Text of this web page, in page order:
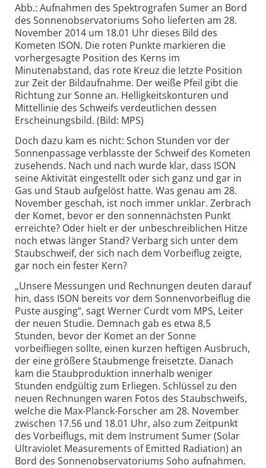
Abb.: Aufnahmen des Spektrografen Sumer an Bord
des Sonnenobservatoriums Soho lieferten am 28.
November 2014 um 18.01 Uhr dieses Bild des
Kometen ISON. Die roten Punkte markieren die
vorhergesagte Position des Kerns im
Minutenabstand, das rote Kreuz die letzte Position
zur Zeit der Bildaufnahme. Der weiße Pfeil gibt die
Richtung zur Sonne an. Helligkeitskonturen und
Mittellinie des Schweifs verdeutlichen dessen
Erscheinungsbild. (Bild: MPS)
Doch dazu kam es nicht: Schon Stunden vor der
Sonnenpassage verblasste der Schweif des Kometen
zusehends. Nach und nach wurde klar, dass ISON
seine Aktivität eingestellt oder sich ganz und gar in
Gas und Staub aufgelöst hatte. Was genau am 28.
November geschah, ist noch immer unklar. Zerbrach
der Komet, bevor er den sonnennächsten Punkt
erreichte? Oder hielt er der unbeschreiblichen Hitze
noch etwas länger Stand? Verbarg sich unter dem
Staubschweif, der sich nach dem Vorbeiflug zeigte,
gar noch ein fester Kern?
„Unsere Messungen und Rechnungen deuten darauf
hin, dass ISON bereits vor dem Sonnenvorbeiflug die
Puste ausging“, sagt Werner Curdt vom MPS, Leiter
der neuen Studie. Demnach gab es etwa 8,5
Stunden, bevor der Komet an der Sonne
vorbeifliegen sollte, einen kurzen heftigen Ausbruch,
der eine größere Staubmenge freisetzte. Danach
kam die Staubproduktion innerhalb weniger
Stunden endgültig zum Erliegen. Schlüssel zu den
neuen Rechnungen waren Fotos des Staubschweifs,
welche die Max-Planck-Forscher am 28. November
zwischen 17.56 und 18.01 Uhr, also zum Zeitpunkt
des Vorbeiflugs, mit dem Instrument Sumer (Solar
Ultraviolet Measurements of Emitted Radiation) an
Bord des Sonnenobservatoriums Soho aufnahmen.